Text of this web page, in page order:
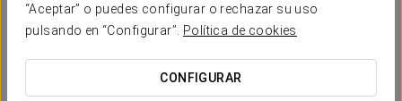
“Aceptar” o puedes configurar o rechazar su uso
pulsando en “Configurar”.
Política de cookies
CONFIGURAR
carácter majestuoso y monumental.